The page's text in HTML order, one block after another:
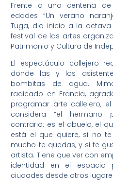
Frente a una centena
edades “Un verano
Tuga, dio inicio a la octava
festival de las artes
Patrimonio y Cultura de
El espectáculo callejero
donde las y los
bombitas de agua.
radicado en Francia,
programar arte callejero,
considera “el
contrario: es el abuelo, el
está el que quiere, si no
mucho te quedas, y si te
artista. Tiene que ver con
identidad en el espacio
ciudades desde otros